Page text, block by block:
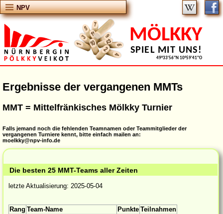
MÖLKKY
SPIEL MIT UNS!
49°33'56''N 10°59'41''O
NPV
Ergebnisse der vergangenen MMTs
MMT = Mittelfränkisches Mölkky Turnier
Falls jemand noch die fehlenden Teamnamen oder Teammitglieder der
vergangenen Turniere kennt, bitte einfach mailen an:
moelkky@npv-info.de
Die besten 25 MMT-Teams aller Zeiten
letzte Aktualisierung: 2025-05-04
Rang Team-Name Punkte Teilnahmen